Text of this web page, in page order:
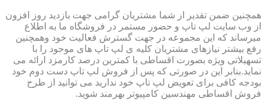
همچنین ضمن تقدیر از شما مشتریان گرامی جهت بازدید روز افزون
از وب سایت لپ تاپ و حضور مستمر در فروشگاه ما به اطلاع
میرساند که این مجموعه در جهت گسترش فعالیت خود وهمچنین
رفع بیشتر نیازهای مشتریان کلیه ی لپ تاپ های موجود را با
تسهیلاتی ویژه بصورت اقساطی با کمترین درصد کارمزد ارائه می
نماید.بنابر این در صورتی که پس از فروش لپ تاپ دست دوم خود
بودجه کافی برای تعویض لپ تاپ خود ندارید می توانید از طرح
فروش اقساطی مهندسین کامپیوتر بهرمند شوید.